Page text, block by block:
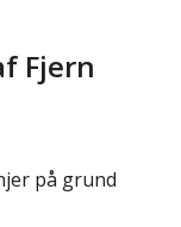
Fjern
på grund